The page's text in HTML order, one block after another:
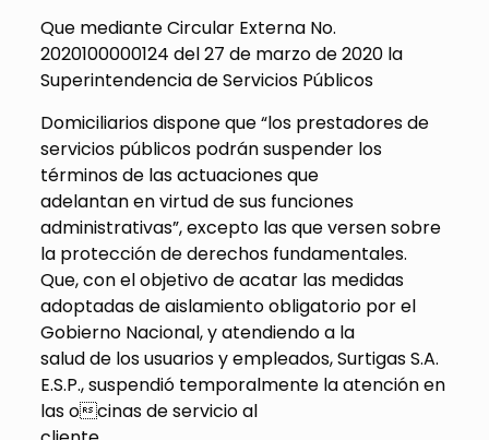
Que mediante Circular Externa No.
2020100000124 del 27 de marzo de 2020 la
Superintendencia de Servicios Públicos
Domiciliarios dispone que “los prestadores de
servicios públicos podrán suspender los
términos de las actuaciones que
adelantan en virtud de sus funciones
administrativas”, excepto las que versen sobre
la protección de derechos fundamentales.
Que, con el objetivo de acatar las medidas
adoptadas de aislamiento obligatorio por el
Gobierno Nacional, y atendiendo a la
salud de los usuarios y empleados, Surtigas S.A.
E.S.P., suspendió temporalmente la atención en
las ocinas de servicio al